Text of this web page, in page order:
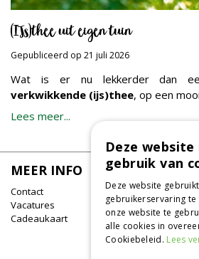
(IJs)thee uit eigen tuin
Gepubliceerd op 21 juli 2026
Wat is er nu lekkerder dan
verkwikkende (ijs)thee, op een
Lees meer...
MEER INFO
Contact
Vacatures
Cadeaukaart
Deze
gebruik van
Deze website
gebruikerservaring
onze website te
alle cookies in
Cookiebeleid. Lees